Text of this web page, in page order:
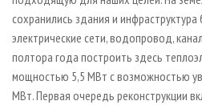
сохранились здания и
электрические сети, водопровод,
полтора года построить здесь
мощностью 5,5 МВт с возможностью
МВт. Первая очередь реконструкции